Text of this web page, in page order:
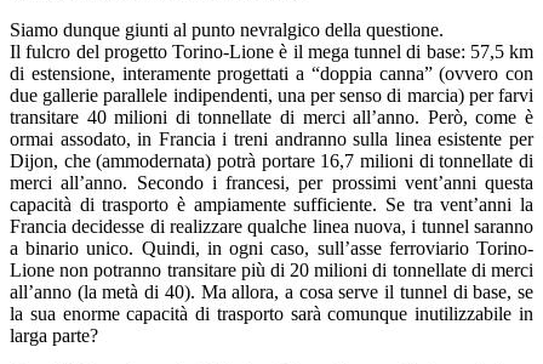
Siamo dunque giunti al punto nevralgico della questione.
Il fulcro del progetto Torino-Lione è il mega tunnel di base: 57,5 km
di estensione, interamente progettati a “doppia canna” (ovvero con
due gallerie parallele indipendenti, una per senso di marcia) per farvi
transitare 40 milioni di tonnellate di merci all’anno. Però, come è
ormai assodato, in Francia i treni andranno sulla linea esistente per
Dijon, che (ammodernata) potrà portare 16,7 milioni di tonnellate di
merci all’anno. Secondo i francesi, per prossimi vent’anni questa
capacità di trasporto è ampiamente sufficiente. Se tra vent’anni la
Francia decidesse di realizzare qualche linea nuova, i tunnel saranno
a binario unico. Quindi, in ogni caso, sull’asse ferroviario Torino-
Lione non potranno transitare più di 20 milioni di tonnellate di merci
all’anno (la metà di 40). Ma allora, a cosa serve il tunnel di base, se
la sua enorme capacità di trasporto sarà comunque inutilizzabile in
larga parte?